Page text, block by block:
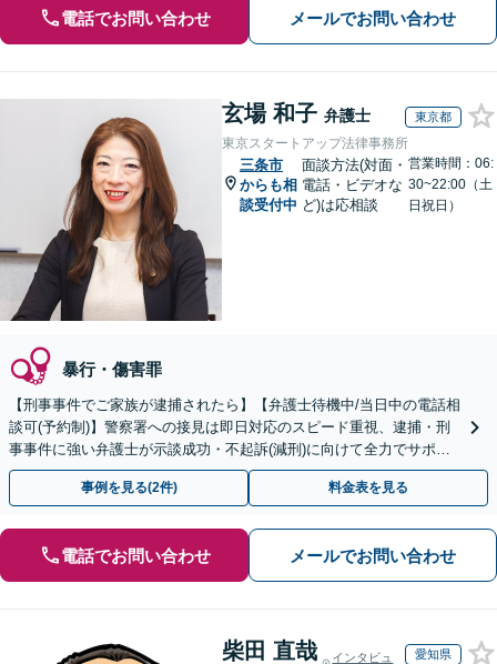
電話でお問い合わせ メールでお問い合わせ
玄場 和子 弁護士 東京都
東京スタートアップ法律事務所
三条市
からも相
談受付中
面談方法(対面・
電話・ビデオな
ど)は応相談
営業時間：06:
30~22:00（土
日祝日）
暴行・傷害罪
【刑事事件でご家族が逮捕されたら】【弁護士待機中/当日中の電話相
談可(予約制)】警察署への接見は即日対応のスピード重視、逮捕・刑
事事件に強い弁護士が示談成功・不起訴(減刑)に向けて全力でサポー
トします。【加害者側の相談専門】
事例を見る(2件) 料金表を見る
電話でお問い合わせ メールでお問い合わせ
柴田 直哉
インタビュ
愛知県